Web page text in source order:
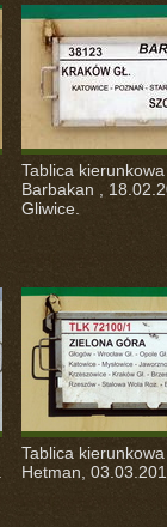
Tablica
Barbakan ,
Gliwice.
Tablica
Hetman,